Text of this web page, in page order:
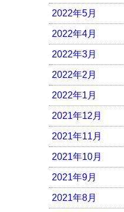
2022年5月
2022年4月
2022年3月
2022年2月
2022年1月
2021年12月
2021年11月
2021年10月
2021年9月
2021年8月